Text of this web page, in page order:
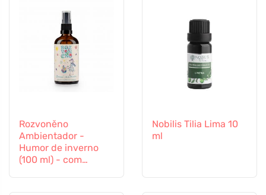
Rozvoněno
Ambientador -
Humor de inverno
(100 ml) - com
Nobilis Tilia Lima 10
ml